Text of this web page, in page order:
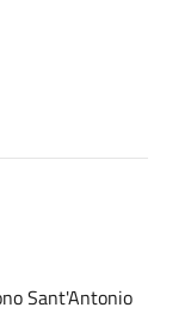
Sant'Antonio